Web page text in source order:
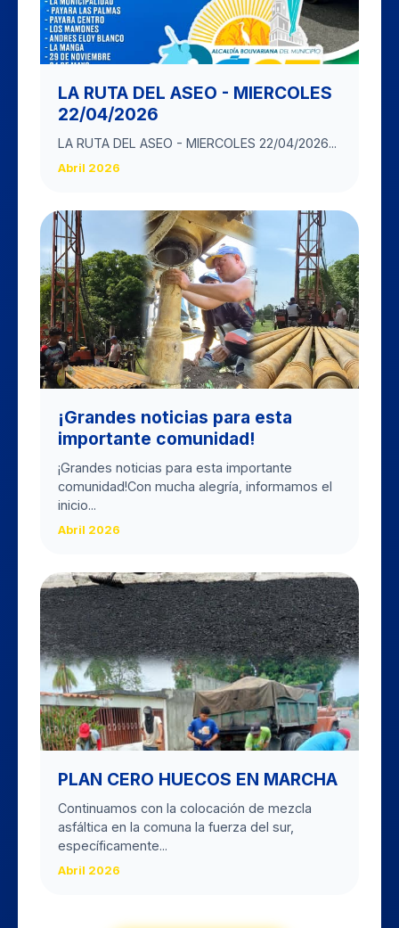
LA RUTA DEL ASEO - MIERCOLES
22/04/2026
LA RUTA DEL ASEO - MIERCOLES 22/04/2026...
Abril 2026
​¡Grandes noticias para esta
importante comunidad!
​¡Grandes noticias para esta importante
comunidad! ​Con mucha alegría, informamos el
inicio...
Abril 2026
PLAN CERO HUECOS EN MARCHA
Continuamos con la colocación de mezcla
asfáltica en la comuna la fuerza del sur,
específicamente...
Abril 2026